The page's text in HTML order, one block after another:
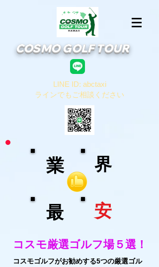
COSMO GOLF TOUR
LINE ID: abctaxi
​ラインでもご相談ください
業 界
最 安
コスモ厳選ゴルフ場５選！
コスモゴルフがお勧めする5つの厳選ゴル